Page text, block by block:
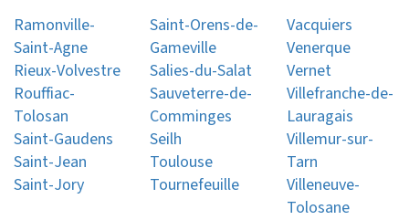
Ramonville-
Saint-Agne
Rieux-Volvestre
Rouffiac-
Tolosan
Saint-Gaudens
Saint-Jean
Saint-Jory
Saint-Orens-de-
Gameville
Salies-du-Salat
Sauveterre-de-
Comminges
Seilh
Toulouse
Tournefeuille
Vacquiers
Venerque
Vernet
Villefranche-de-
Lauragais
Villemur-sur-
Tarn
Villeneuve-
Tolosane